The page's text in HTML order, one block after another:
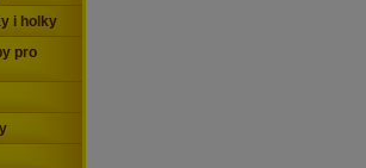
i holky
pro